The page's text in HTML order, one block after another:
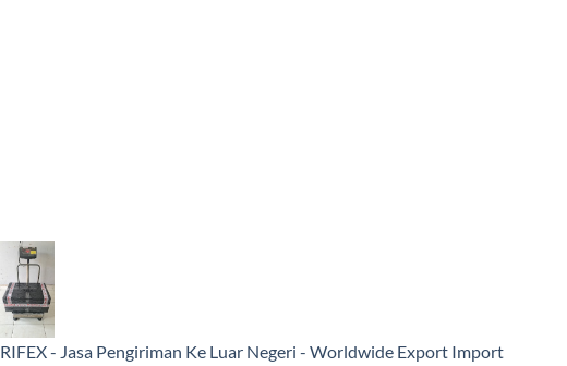
RIFEX - Jasa Pengiriman Ke Luar Negeri - Worldwide Export Import